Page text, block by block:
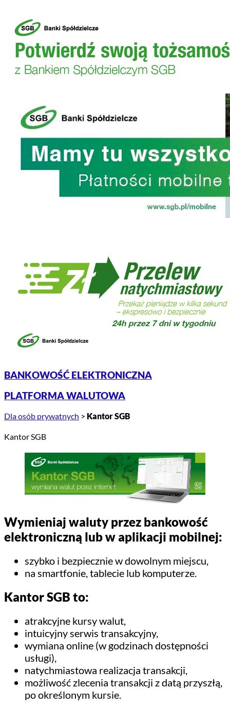
BANKOWOŚĆ ELEKTRONICZNA
PLATFORMA WALUTOWA
Dla osób prywatnych > Kantor SGB
Kantor SGB
Wymieniaj waluty przez bankowość
elektroniczną lub w aplikacji mobilnej:
szybko i bezpiecznie w dowolnym miejscu,
na smartfonie, tablecie lub komputerze.
Kantor SGB to:
atrakcyjne kursy walut,
intuicyjny serwis transakcyjny,
wymiana online (w godzinach dostępności
usługi),
natychmiastowa realizacja transakcji,
możliwość zlecenia transakcji z datą przyszłą,
po określonym kursie.